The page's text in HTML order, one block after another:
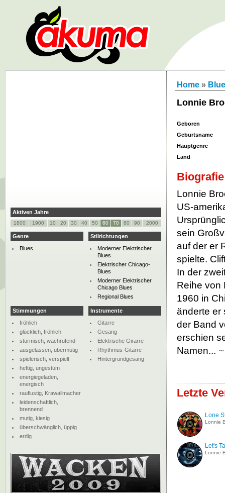
Home »
Lonnie
Geboren
Geburtsname
Hauptgenre
Land
Biografie
Lonnie
US-
sein
auf der er
spielte.
In der
Reihe von
1960 in
änderte er
der Band
erschien
Namen...
Letzte
Lone
Lonnie
Let's
Lonnie
Aktiven Jahre
1800 1900 10 20 30 40 50 60 70 80 90 2000
Genre
Blues
Stilrichtungen
Moderner Elektrischer
Blues
Elektrischer Chicago-
Blues
Moderner Elektrischer
Chicago Blues
Regional Blues
Stimmungen
fröhlich
glücklich, fröhlich
stürmisch, wachrufend
ausgelassen, übermütig
spielerisch, verspielt
heftig, ungestüm
energiegeladen,
energisch
rauflustig, Krawallmacher
leidenschaftlich,
brennend
mutig, kiesig
überschwänglich, üppig
erdig
Instrumente
Gitarre
Gesang
Elektrische Girarre
Rhythmus-Gitarre
Hintergrundgesang